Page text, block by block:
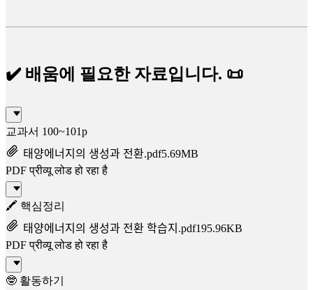
✔️ 배움에 필요한 자료입니다. 📜
교과서 100~101p
태양에너지의 생성과 전환.pdf5.69MB
PDF प्रीव्यू लोड हो रहा है
🖍️ 핵심정리
태양에너지의 생성과 전환 학습지.pdf195.96KB
PDF प्रीव्यू लोड हो रहा है
🤓 활동하기